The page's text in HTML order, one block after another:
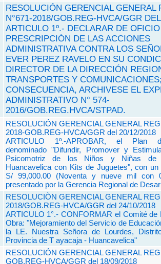
RESOLUCIÓN GERENCIAL GENERAL
N°671-2018/GOB.REG-HVCA/GGR
ARTICULO 1º.- DECLARAR DE
PRESCRIPCIÓN DE LAS ACCIONES
ADMINISTRATIVA CONTRA LOS
EVER PEREZ RAVELO EN SU
DIRECTOR DE LA DIRECCIÓN
TRANSPORTES Y
CONSECUENCIA, ARCHIVESE EL
ADMINISTRATIVO N° 574-
2016/GOB.REG.HVCA/STPAD.
RESOLUCIÓN GERENCIAL GENERAL
2018-GOB.REG-HVCA/GGR del 20/12/2018
ARTICULO 1º.-APROBAR, el Plan
denominado "Difundir, Promover y
Psicomotriz de los Niños y Niñas de
Huancavelica con Kits de Juguetes", con
S/ 99,000.00 (Noventa y nueve milcon
presentado por la Gerencia Regional de
RESOLUCIÒN GERENCIAL GENERAL
2018/GOB.REG-HVCA/GGR del 24/10/2018
ARTICULO 1°.- CONFORMAR el Comité de
Obra: "Mejoramiento del Servicio de
la LE. Nuestra Señora de Lourdes,
Provincia de T ayacaja - Huancavelica"
RESOLUCIÓN GERENCIAL GENERAL
GOB.REG-HVCA/GGR del 18/09/2018